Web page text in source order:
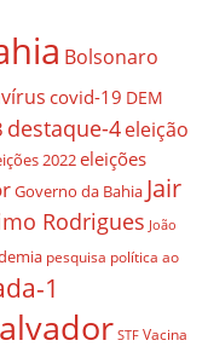
Bolsonaro
covid-19 DEM
destaque-4eleição
2022eleições
Governo da Bahia Jair
Rodrigues João
pesquisa política ao
1
STF Vacina